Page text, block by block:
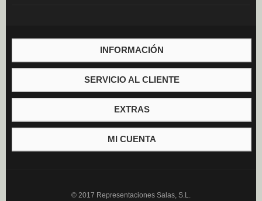
INFORMACIÓN
SERVICIO AL CLIENTE
EXTRAS
MI CUENTA
© 2017 Representaciones Salas, S.L.